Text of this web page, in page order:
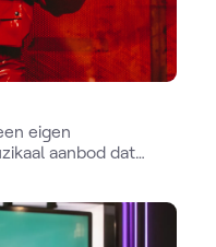
eigen
aanbod dat
muziekbeleid